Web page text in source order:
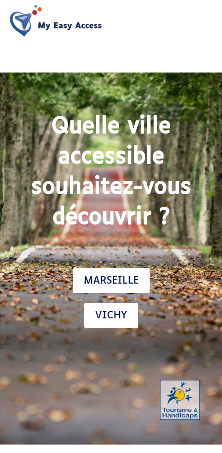
Quelle ville
accessible
souhaitez-vous
découvrir ?
MARSEILLE
VICHY